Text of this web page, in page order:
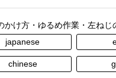
かけ方・ゆるめ作業・左ねじ
japanese
chinese